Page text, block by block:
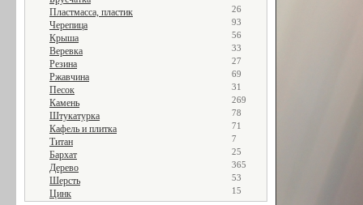
Пластмасса, пластик 26
Черепица 93
Крыша 56
Веревка 33
Резина 27
Ржавчина 69
Песок 31
Камень 269
Штукатурка 78
Кафель и плитка 71
Титан 7
Бархат 25
Дерево 365
Шерсть 53
Цинк 15